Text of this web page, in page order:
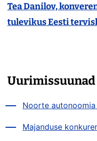
Tea Danilov,
tulevikus Eesti
Uurimissuunad
Noorte
Majanduse